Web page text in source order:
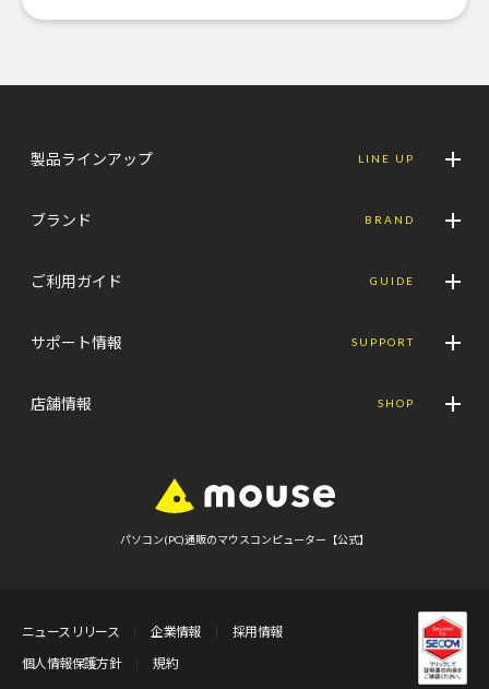
製品ラインアップ LINE UP
ブランド BRAND
ご利用ガイド GUIDE
サポート情報 SUPPORT
店舗情報 SHOP
パソコン(PC)通販のマウスコンピューター【公式】
ニュースリリース 企業情報
採用情報
個人情報保護方針
規約